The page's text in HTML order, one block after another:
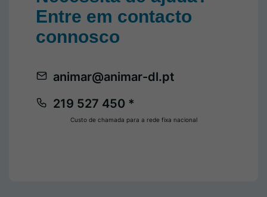
Entre em contacto
connosco
219 527 450 *
animar@animar-dl.pt
Custo de chamada para a rede fixa nacional